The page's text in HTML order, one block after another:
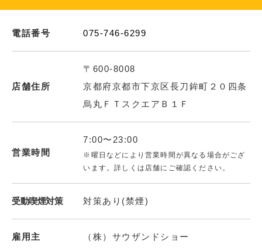
電話番号 075-746-6299
店舗住所
〒600-8008
京都府京都市下京区長刀鉾町２０四条
烏丸ＦＴスクエアＢ１Ｆ
営業時間
7:00〜23:00
※曜日などにより営業時間が異なる場合がござ
います。詳しくは店舗にご確認ください。
受動喫煙対策 対策あり(禁煙)
雇用主 （株）サウザンドショー